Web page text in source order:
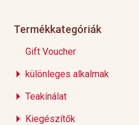
Termékkategóriák
Gift Voucher
különleges alkalmak
Teakínálat
Kiegészítők